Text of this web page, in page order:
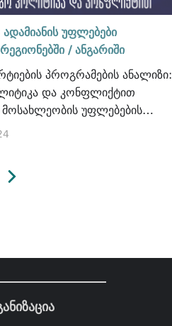
უფლებები
/ ანგარიში
პროგრამების ანალიზი:
და კონფლიქტით
უფლებების